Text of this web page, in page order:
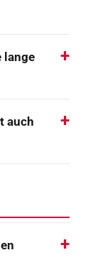
lange
auch